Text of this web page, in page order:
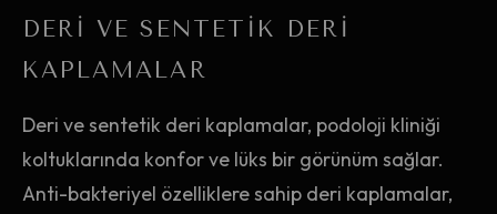
DERI VE SENTETIK DERI
KAPLAMALAR
Deri ve sentetik deri kaplamalar, podoloji kliniği
koltuklarında konfor ve lüks bir görünüm sağlar.
Anti-bakteriyel özelliklere sahip deri kaplamalar,